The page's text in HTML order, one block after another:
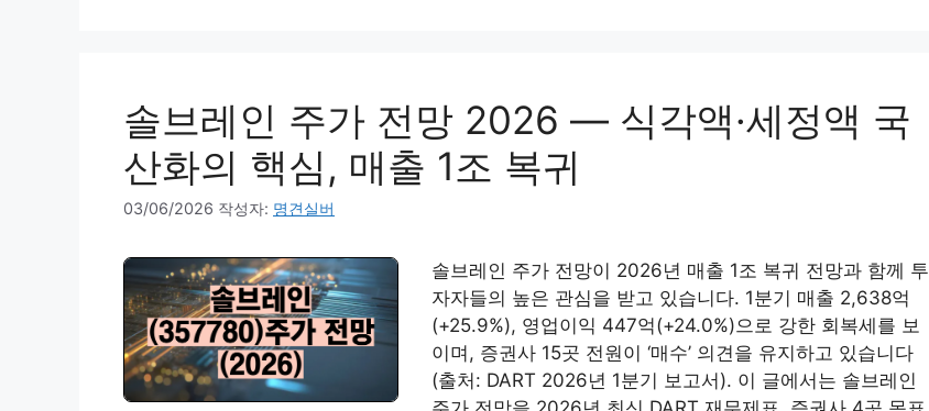
솔브레인 주가 전망 2026 — 식각액·세정액 국
산화의 핵심, 매출 1조 복귀
03/06/2026 작성자: 명견실버
솔브레인 주가 전망이 2026년 매출 1조 복귀 전망과 함께 투
자자들의 높은 관심을 받고 있습니다. 1분기 매출 2,638억
(+25.9%), 영업이익 447억(+24.0%)으로 강한 회복세를 보
이며, 증권사 15곳 전원이 ‘매수’ 의견을 유지하고 있습니다
(출처: DART 2026년 1분기 보고서). 이 글에서는 솔브레인